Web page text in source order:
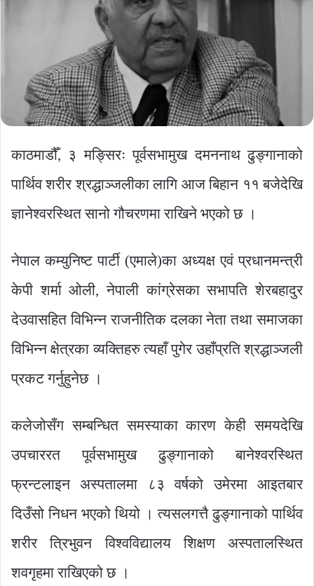
काठमाडौँ, ३ मङ्सिरः पूर्वसभामुख दमननाथ ढुङ्गानाको
पार्थिव शरीर श्रद्धाञ्जलीका लागि आज बिहान ११ बजेदेखि
ज्ञानेश्वरस्थित सानो गौचरणमा राखिने भएको छ ।
नेपाल कम्युनिष्ट पार्टी (एमाले)का अध्यक्ष एवं प्रधानमन्त्री
केपी शर्मा ओली, नेपाली कांग्रेसका सभापति शेरबहादुर
देउवासहित विभिन्न राजनीतिक दलका नेता तथा समाजका
विभिन्न क्षेत्रका व्यक्तिहरु त्यहाँ पुगेर उहाँप्रति श्रद्धाञ्जली
प्रकट गर्नुहुनेछ ।
कलेजोसँग सम्बन्धित समस्याका कारण केही समयदेखि
उपचाररत पूर्वसभामुख ढुङ्गानाको बानेश्वरस्थित
फ्रन्टलाइन अस्पतालमा ८३ वर्षको उमेरमा आइतबार
दिउँसो निधन भएको थियो । त्यसलगत्तै ढुङ्गानाको पार्थिव
शरीर त्रिभुवन विश्वविद्यालय शिक्षण अस्पतालस्थित
शवगृहमा राखिएको छ ।